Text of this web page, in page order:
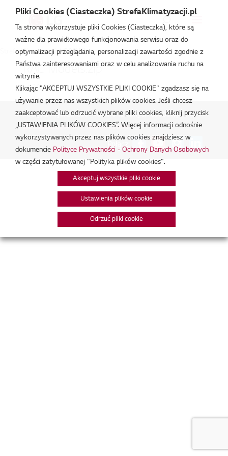
Strefa Klimatyzacji /G09WL
RAC Models.zip
lut 20, 2026
Polityka Prywatności - Ochrona danych osobowych.|
Zarządzaj zgodami na pliki cookie
Połącz:
Pliki Cookies (Ciasteczka) StrefaKlimatyzacji.pl
Ta strona wykorzystuje pliki Cookies (Ciasteczka), które są
ważne dla prawidłowego funkcjonowania serwisu oraz do
optymalizacji przeglądania, personalizacji zawartości zgodnie z
Państwa zainteresowaniami oraz w celu analizowania ruchu na
witrynie.
Klikając "AKCEPTUJ WSZYSTKIE PLIKI COOKIE" zgadzasz się na
używanie przez nas wszystkich plików cookies. Jeśli chcesz
zaakceptować lub odrzucić wybrane pliki cookies, kliknij przycisk
„USTAWIENIA PLIKÓW COOKIES”. Więcej informacji odnośnie
wykorzystywanych przez nas plików cookies znajdziesz w
dokumencie Polityce Prywatności - Ochrony Danych Osobowych
w części zatytułowanej "Polityka plików cookies".
Akceptuj wszystkie pliki cookie
Ustawienia plików cookie
Odrzuć pliki cookie